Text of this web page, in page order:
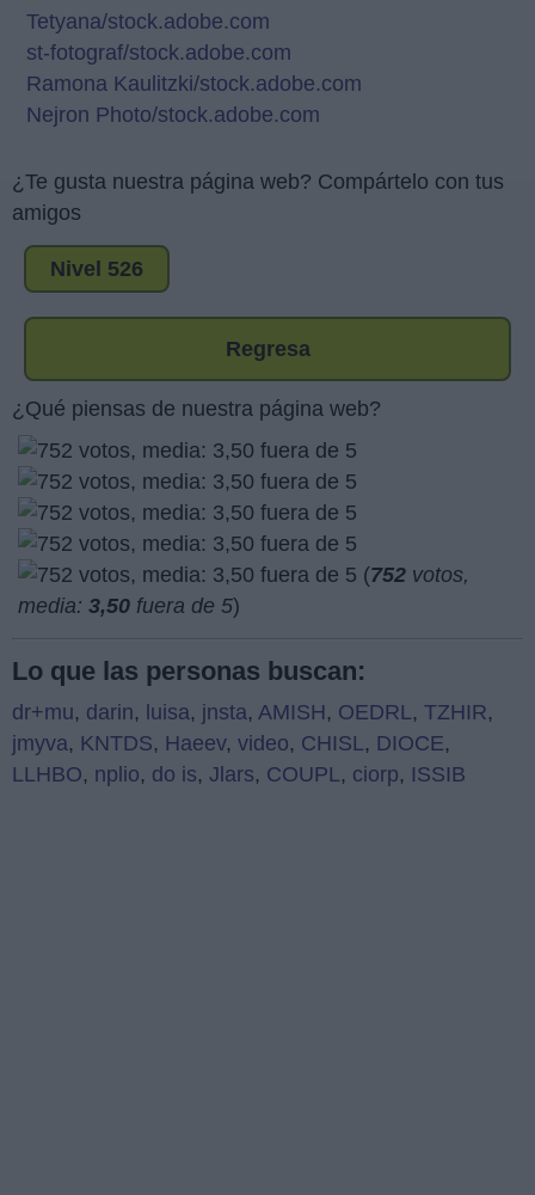
Tetyana/stock.adobe.com
st-fotograf/stock.adobe.com
Ramona Kaulitzki/stock.adobe.com
Nejron Photo/stock.adobe.com
¿Te gusta nuestra página web? Compártelo con tus
amigos
Nivel 526
Regresa
¿Qué piensas de nuestra página web?
(752 votos,
media: 3,50 fuera de 5)
Lo que las personas buscan:
dr+mu, darin, luisa, jnsta, AMISH, OEDRL, TZHIR,
jmyva, KNTDS, Haeev, video, CHISL, DIOCE,
LLHBO, nplio, do is, Jlars, COUPL, ciorp, ISSIB